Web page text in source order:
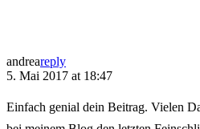
andreareply
5. Mai 2017 at 18:47
Einfach genial dein Beitrag. Vielen